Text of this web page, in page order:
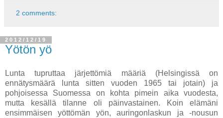
2 comments:
2012/12/19
Yötön yö
Lunta tupruttaa järjettömiä määriä (Helsingissä on
ennätysmäärä lunta sitten vuoden 1965 tai jotain) ja
pohjoisessa Suomessa on kohta pimein aika vuodesta,
mutta kesällä tilanne oli päinvastainen. Koin elämäni
ensimmäisen yöttömän yön, auringonlaskun ja -nousun